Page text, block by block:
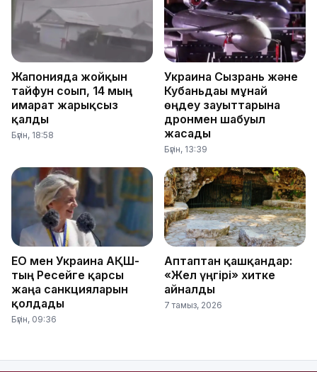
Жапонияда жойқын
тайфун соғып, 14 мың
ғимарат жарықсыз
қалды
Бүгін, 18:58
Украина Сызрань және
Кубаньдағы мұнай
өңдеу зауыттарына
дронмен шабуыл
жасады
Бүгін, 13:39
ЕО мен Украина АҚШ-
тың Ресейге қарсы
жаңа санкцияларын
қолдады
Бүгін, 09:36
Аптаптан қашқандар:
«Жел үңгірі» хитке
айналды
7 тамыз, 2026